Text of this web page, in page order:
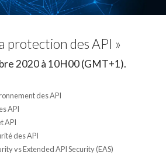
protection des API »
2020 à 10H00 (GMT+1).
des API
API
API
des API
vs Extended API Security (EAS)